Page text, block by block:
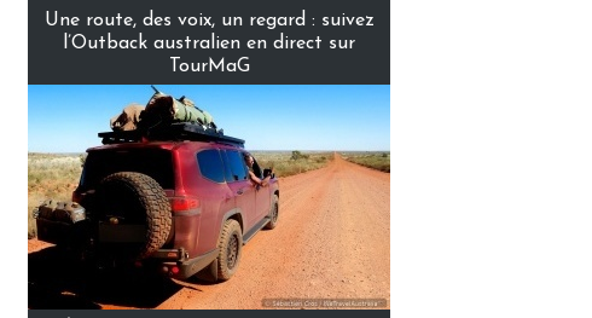
Une route, des voix, un regard : suivez
l’Outback australien en direct sur
TourMaG